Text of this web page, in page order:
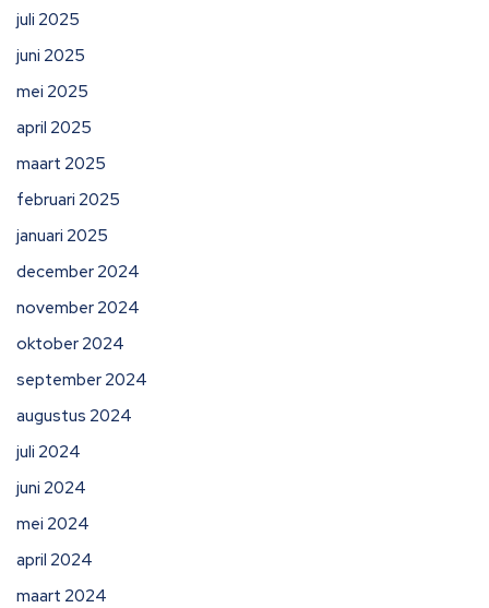
juli 2025
juni 2025
mei 2025
april 2025
maart 2025
februari 2025
januari 2025
december 2024
november 2024
oktober 2024
september 2024
augustus 2024
juli 2024
juni 2024
mei 2024
april 2024
maart 2024